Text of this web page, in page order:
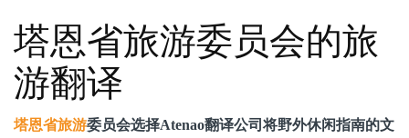
塔恩省旅游委员会的旅
游翻译
塔恩省旅游委员会选择Atenao翻译公司将野外休闲指南的文